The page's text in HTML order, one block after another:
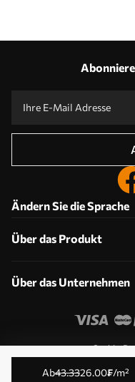
ab43.3326.00₣/m²
Ändern Sie die Sprache
Über das Produkt
Über das Unternehmen
Cookie-
© 2011-2026 Uwalls .